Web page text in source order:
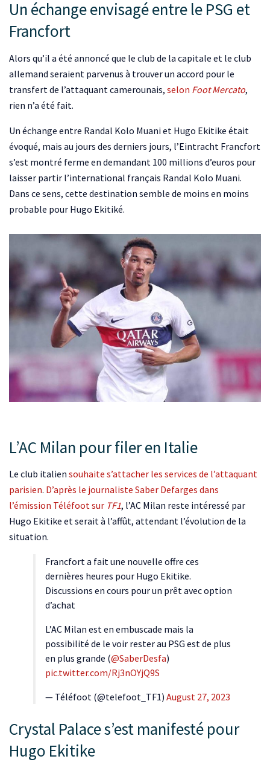
Un échange envisagé entre le PSG et
Francfort
Alors qu’il a été annoncé que le club de la capitale et le club
allemand seraient parvenus à trouver un accord pour le
transfert de l’attaquant camerounais, selon Foot Mercato,
rien n’a été fait.
Un échange entre Randal Kolo Muani et Hugo Ekitike était
évoqué, mais au jours des derniers jours, l’Eintracht Francfort
s’est montré ferme en demandant 100 millions d’euros pour
laisser partir l’international français Randal Kolo Muani.
Dans ce sens, cette destination semble de moins en moins
probable pour Hugo Ekitiké.
L’AC Milan pour filer en Italie
Le club italien souhaite s’attacher les services de l’attaquant
parisien. D’après le journaliste Saber Defarges dans
l’émission Téléfoot sur TF1, l’AC Milan reste intéressé par
Hugo Ekitike et serait à l’affût, attendant l’évolution de la
situation.
Francfort a fait une nouvelle offre ces
dernières heures pour Hugo Ekitike.
Discussions en cours pour un prêt avec option
d’achat
L’AC Milan est en embuscade mais la
possibilité de le voir rester au PSG est de plus
en plus grande (@SaberDesfa)
pic.twitter.com/Rj3nOYjQ9S
— Téléfoot (@telefoot_TF1) August 27, 2023
Crystal Palace s’est manifesté pour
Hugo Ekitike